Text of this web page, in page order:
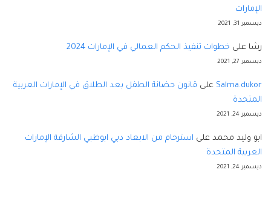
الإمارات
ديسمبر 31, 2021
رشا على خطوات تنفيذ الحكم العمالي في الإمارات 2024
ديسمبر 27, 2021
Salma.dukor على قانون حضانة الطفل بعد الطلاق في الإمارات العربية
المتحدة
ديسمبر 24, 2021
ابو وليد محمد على استرحام من الابعاد دبي ابوظبي الشارقة الإمارات
العربية المتحدة
ديسمبر 24, 2021